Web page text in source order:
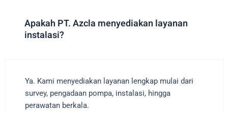
Apakah PT. Azcla menyediakan layanan
instalasi?
Ya. Kami menyediakan layanan lengkap mulai dari
survey, pengadaan pompa, instalasi, hingga
perawatan berkala.